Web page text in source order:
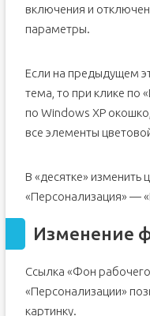
включения и
параметры.
Если на предыдущем
тема, то при клике по
по Windows XP
все элементы
В «десятке» изменить
«Персонализация» —
Изменение
Ссылка «Фон
«Персонализации»
картинку.